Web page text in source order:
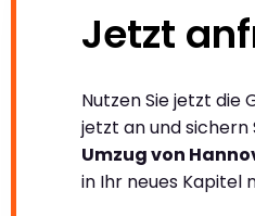
Jetzt
Nutzen Sie jetzt die
jetzt an und sichern
Umzug von
in Ihr neues Kapitel